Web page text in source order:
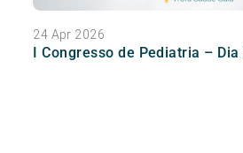
24 Apr 2026
I Congresso de Pediatria –